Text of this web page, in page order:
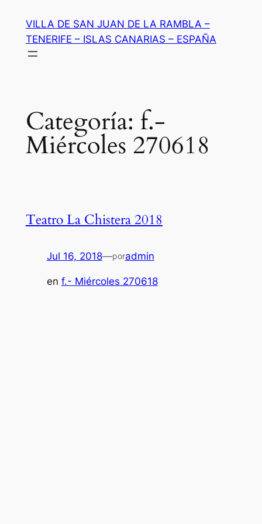
contenido
VILLA DE SAN JUAN DE LA RAMBLA –
TENERIFE – ISLAS CANARIAS – ESPAÑA
Categoría: f.-
Miércoles 270618
Teatro La Chistera 2018
Jul 16, 2018—poradmin
en f.- Miércoles 270618